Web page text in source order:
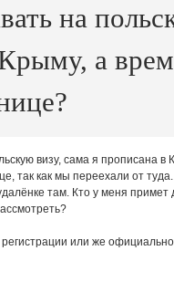
на
а
визу, сама я прописана в
так как мы переехали от
там. Кто у меня примет
или же